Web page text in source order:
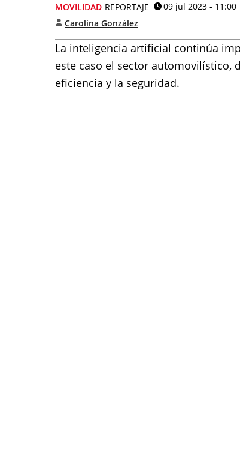
MOVILIDAD REPORTAJE
09 jul 2023 - 11:00
Carolina González
La inteligencia artificial continúa
este caso el sector automovilístico,
eficiencia y la seguridad.